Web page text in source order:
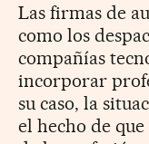
Las firmas de
como los
compañías
incorporar
su caso, la
el hecho de